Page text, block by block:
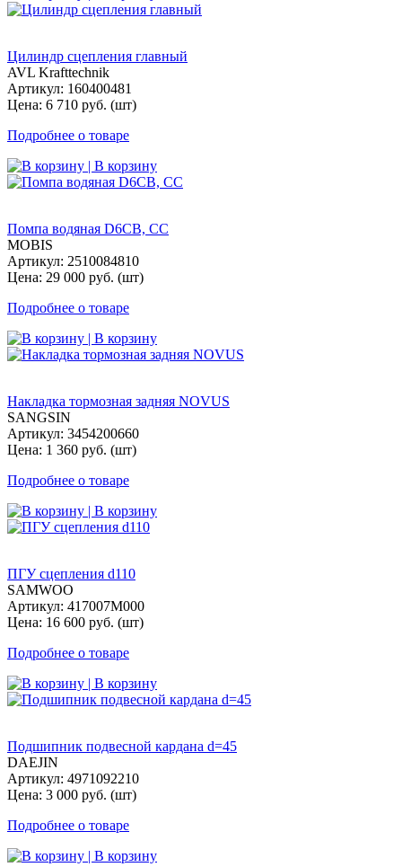
Цилиндр сцепления главный
AVL Krafttechnik
Артикул: 160400481
Цена: 6 710 руб. (шт)
Подробнее о товаре
| В корзину
Помпа водяная D6CB, СС
MOBIS
Артикул: 2510084810
Цена: 29 000 руб. (шт)
Подробнее о товаре
| В корзину
Накладка тормозная задняя NOVUS
SANGSIN
Артикул: 3454200660
Цена: 1 360 руб. (шт)
Подробнее о товаре
| В корзину
ПГУ сцепления d110
SAMWOO
Артикул: 417007M000
Цена: 16 600 руб. (шт)
Подробнее о товаре
| В корзину
Подшипник подвесной кардана d=45
DAEJIN
Артикул: 4971092210
Цена: 3 000 руб. (шт)
Подробнее о товаре
| В корзину